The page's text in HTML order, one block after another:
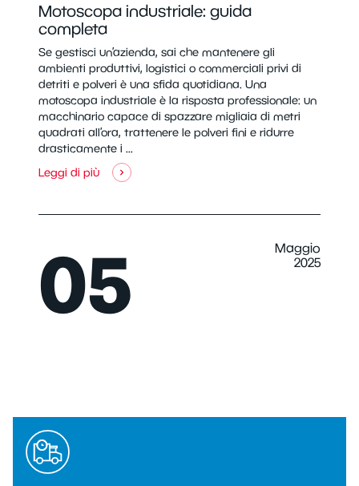
Motoscopa industriale: guida
completa
Se gestisci un’azienda, sai che mantenere gli
ambienti produttivi, logistici o commerciali privi di
detriti e polveri è una sfida quotidiana. Una
motoscopa industriale è la risposta professionale: un
macchinario capace di spazzare migliaia di metri
quadrati all’ora, trattenere le polveri fini e ridurre
drasticamente i ...
Leggi di più
05
Maggio
2025